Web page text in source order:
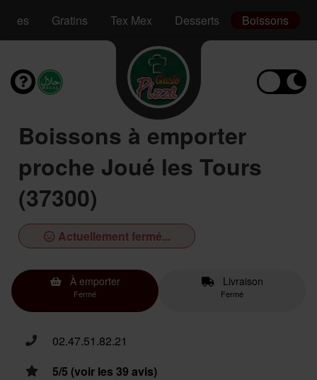
Pâtes Gratins Tex Mex Desserts Boissons
Boissons à emporter
proche Joué les Tours
(37300)
Actuellement fermé...
À emporter
Fermé
Livraison
Fermé
02.47.51.82.21
5/5 (voir les 39 avis)